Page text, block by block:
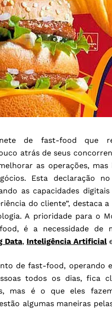
de fast-food que
atrás de seus
as operações, mas
Esta declaração no
as capacidades
do cliente”, destaca
A prioridade para o
é a necessidade de
Data, Inteligência Artificial
de fast-food, operando
todos os dias, fica
mas é o que eles
algumas maneiras